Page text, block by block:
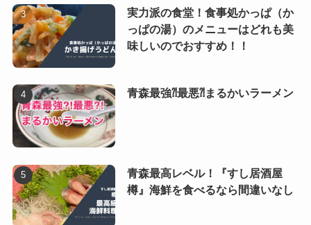
実力派の食堂！食事処かっぱ（か
っぱの湯）のメニューはどれも美
味しいのでおすすめ！！
青森最強⁈最悪⁈まるかいラーメン
青森最高レベル！『すし居酒屋
樽』海鮮を食べるなら間違いなし